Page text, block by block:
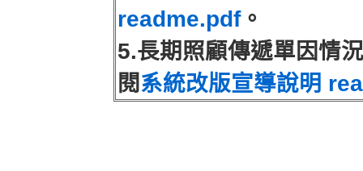
readme.pdf。
5.長期照顧傳遞單因情
閱系統改版宣導說明